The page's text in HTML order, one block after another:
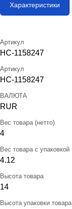
Характеристики
Артикул
НС-1158247
Артикул
НС-1158247
ВАЛЮТА
RUR
Вес товара (нетто)
4
Вес товара с упаковкой
4.12
Высота товара
14
Высота упаковки товара